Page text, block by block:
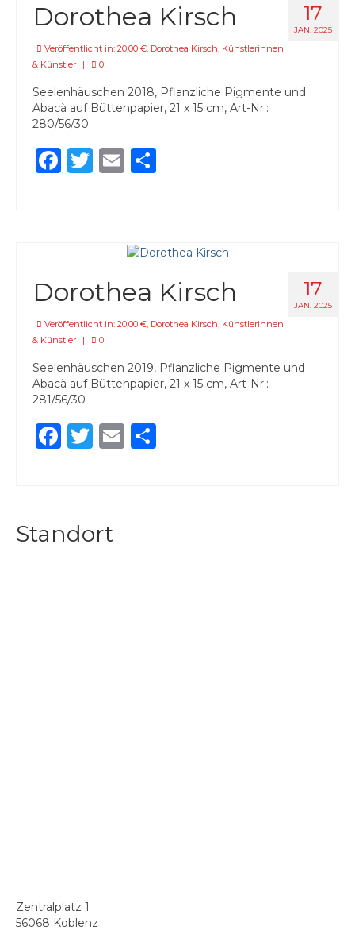
17
JAN. 2025
Dorothea Kirsch
Veröffentlicht in: 20,00 €, Dorothea Kirsch, Künstlerinnen
& Künstler
| 0
Seelenhäuschen 2018, Pflanzliche Pigmente und
Abacà auf Büttenpapier, 21 x 15 cm, Art-Nr.:
280/56/30
Facebook
Twitter
Email
17
JAN. 2025
Dorothea Kirsch
Veröffentlicht in: 20,00 € Dorothea Kirsch Künstlerinnen
& Künstler
| 0
Seelenhäuschen 2019, Pflanzliche Pigmente und
Abacà auf Büttenpapier, 21 x 15 cm, Art-Nr.:
281/56/30
Facebook
Twitter
Email
Standort
Zentralplatz 1
56068 Koblenz